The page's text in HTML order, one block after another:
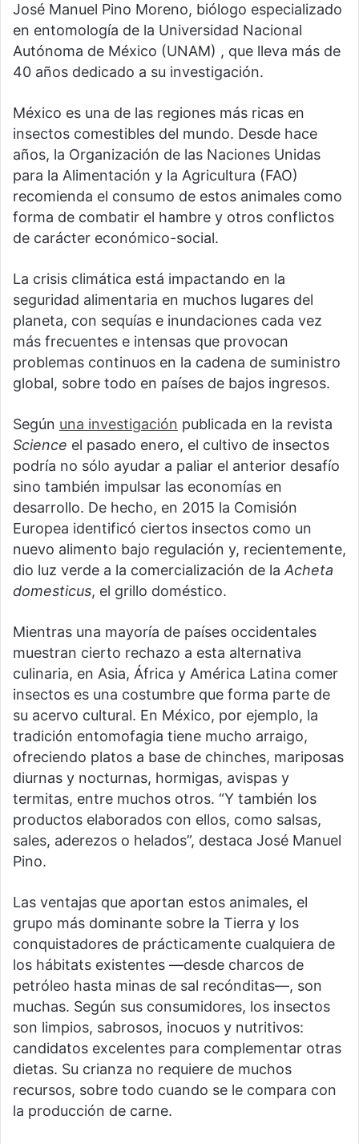
José Manuel Pino Moreno, biólogo especializado
en entomología de la Universidad Nacional
Autónoma de México (UNAM) , que lleva más de
40 años dedicado a su investigación.
México es una de las regiones más ricas en
insectos comestibles del mundo. Desde hace
años, la Organización de las Naciones Unidas
para la Alimentación y la Agricultura (FAO)
recomienda el consumo de estos animales como
forma de combatir el hambre y otros conflictos
de carácter económico-social.
La crisis climática está impactando en la
seguridad alimentaria en muchos lugares del
planeta, con sequías e inundaciones cada vez
más frecuentes e intensas que provocan
problemas continuos en la cadena de suministro
global, sobre todo en países de bajos ingresos.
Según una investigación publicada en la revista
Science el pasado enero, el cultivo de insectos
podría no sólo ayudar a paliar el anterior desafío
sino también impulsar las economías en
desarrollo. De hecho, en 2015 la Comisión
Europea identificó ciertos insectos como un
nuevo alimento bajo regulación y, recientemente,
dio luz verde a la comercialización de laAcheta
domesticus, el grillo doméstico.
Mientras una mayoría de países occidentales
muestran cierto rechazo a esta alternativa
culinaria, en Asia, África y América Latina comer
insectos es una costumbre que forma parte de
su acervo cultural. En México, por ejemplo, la
tradición entomofagia tiene mucho arraigo,
ofreciendo platos a base de chinches, mariposas
diurnas y nocturnas, hormigas, avispas y
termitas, entre muchos otros. “Y también los
productos elaborados con ellos, como salsas,
sales, aderezos o helados”, destaca José Manuel
Pino.
Las ventajas que aportan estos animales, el
grupo más dominante sobre la Tierra y los
conquistadores de prácticamente cualquiera de
los hábitats existentes —desde charcos de
petróleo hasta minas de sal recónditas—, son
muchas. Según sus consumidores, los insectos
son limpios, sabrosos, inocuos y nutritivos:
candidatos excelentes para complementar otras
dietas. Su crianza no requiere de muchos
recursos, sobre todo cuando se le compara con
la producción de carne.